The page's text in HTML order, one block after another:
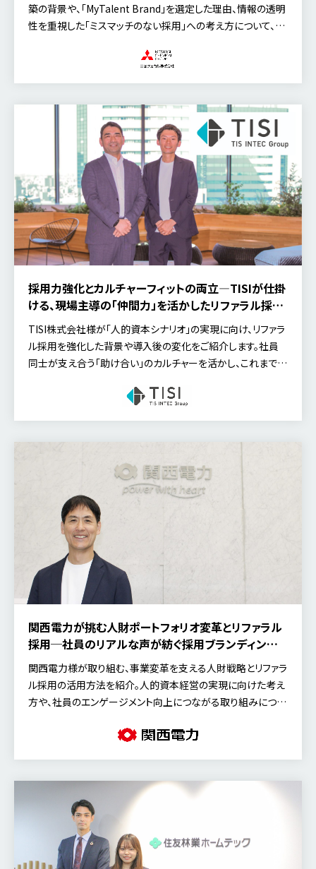
築の背景や、「MyTalent Brand」を選定した理由、情報の透明
性を重視した「ミスマッチのない採用」への考え方について、今
ループ キャリア採用チームの田平氏、藤原氏、月橋氏にお話を
採用力強化とカルチャーフィットの両立―TISIが仕掛
ける、現場主導の「仲間力」を活かしたリファラル採用
戦略
TISI株式会社様が「人的資本シナリオ」の実現に向け、リファラ
ル採用を強化した背景や導入後の変化をご紹介します。社員
同士が支え合う「助け合い」のカルチャーを活かし、これまで応
仕組み化し、事業変革を支える採用基盤へと発展させようとし
関西電力が挑む人財ポートフォリオ変革とリファラル
採用─社員のリアルな声が紡ぐ採用ブランディングと
エンゲージメントの向上
関西電力様が取り組む、事業変革を支える人財戦略とリファラ
ル採用の活用方法を紹介。人的資本経営の実現に向けた考え
方や、社員のエンゲージメント向上につながる取り組みについ